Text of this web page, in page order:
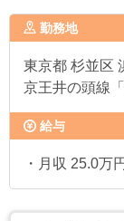
勤務地
東京都 杉並区
京王井の頭線
給与
・月収 25.0万